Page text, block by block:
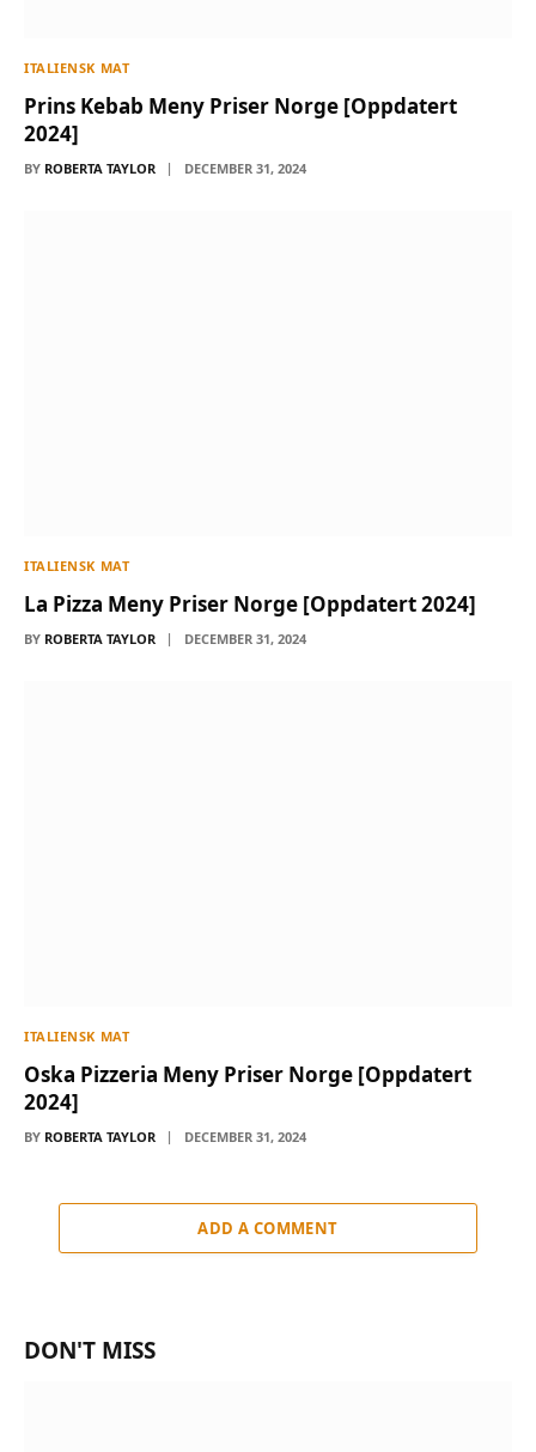
ITALIENSK MAT
Prins Kebab Meny Priser Norge [Oppdatert
2024]
BY ROBERTA TAYLOR DECEMBER 31, 2024
ITALIENSK MAT
La Pizza Meny Priser Norge [Oppdatert 2024]
BY ROBERTA TAYLOR DECEMBER 31, 2024
ITALIENSK MAT
Oska Pizzeria Meny Priser Norge [Oppdatert
2024]
BY ROBERTA TAYLOR DECEMBER 31, 2024
ADD A COMMENT
DON'T MISS